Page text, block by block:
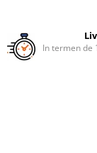
In termen de